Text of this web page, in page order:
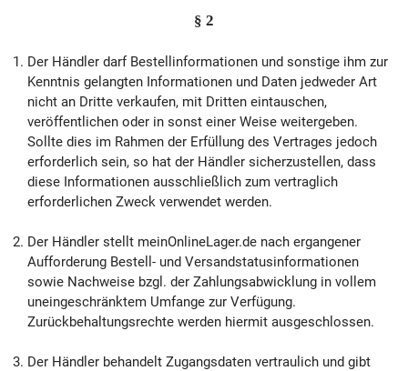
§ 2
Der Händler darf Bestellinformationen und sonstige ihm zur
Kenntnis gelangten Informationen und Daten jedweder Art
nicht an Dritte verkaufen, mit Dritten eintauschen,
veröffentlichen oder in sonst einer Weise weitergeben.
Sollte dies im Rahmen der Erfüllung des Vertrages jedoch
erforderlich sein, so hat der Händler sicherzustellen, dass
diese Informationen ausschließlich zum vertraglich
erforderlichen Zweck verwendet werden.
Der Händler stellt meinOnlineLager.de nach ergangener
Aufforderung Bestell- und Versandstatusinformationen
sowie Nachweise bzgl. der Zahlungsabwicklung in vollem
uneingeschränktem Umfange zur Verfügung.
Zurückbehaltungsrechte werden hiermit ausgeschlossen.
Der Händler behandelt Zugangsdaten vertraulich und gibt